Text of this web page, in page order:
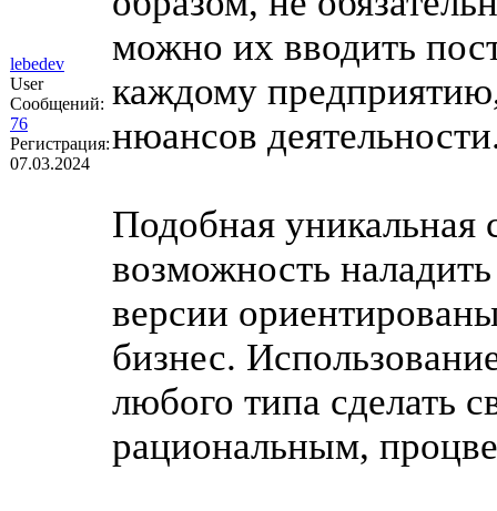
lebedev
User
Сообщений:
76
Регистрация:
07.03.2024
можно их вводить
каждому
нюансов
Подобная уникальная
возможность
версии
бизнес.
любого типа сделать
рациональным,